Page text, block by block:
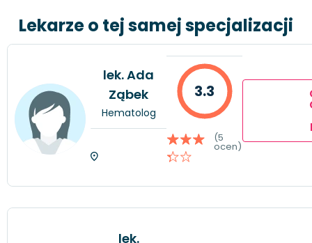
Lekarze o tej samej specjalizacji
lek. Ada
Ząbek
Hematolog
3.3
(5
ocen)
lek.